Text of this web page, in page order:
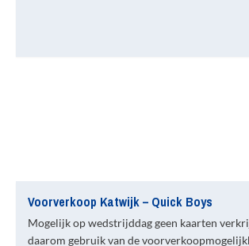
Voorverkoop Katwijk – Quick Boys
Mogelijk op wedstrijddag geen kaarten
daarom gebruik van de